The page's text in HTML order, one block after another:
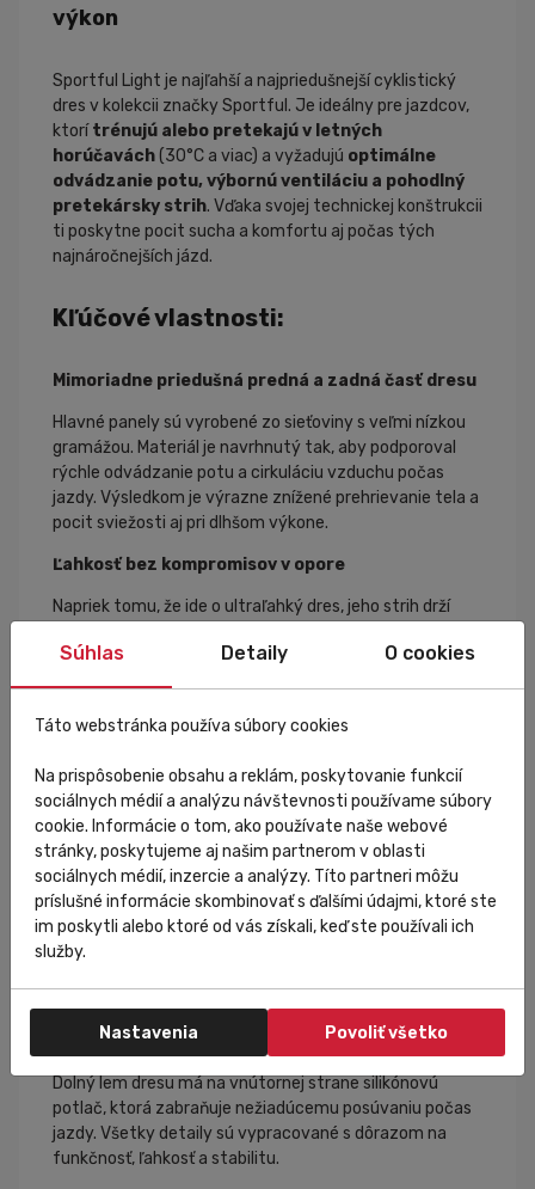
výkon
Sportful Light je najľahší a najpriedušnejší cyklistický
dres v kolekcii značky Sportful. Je ideálny pre jazdcov,
ktorítrénujú alebo pretekajú v letných
horúčavách(30°C a viac) a vyžadujú optimálne
odvádzanie potu, výbornú ventiláciu a pohodlný
pretekársky strih. Vďaka svojej technickej konštrukcii
ti poskytne pocit sucha a komfortu aj počas tých
najnáročnejších jázd.
Kľúčové vlastnosti:
Mimoriadne priedušná predná a zadná časť dresu
Hlavné panely sú vyrobené zo sieťoviny s veľmi nízkou
gramážou. Materiál je navrhnutý tak, aby podporoval
rýchle odvádzanie potu a cirkuláciu vzduchu počas
jazdy. Výsledkom je výrazne znížené prehrievanie tela a
pocit sviežosti aj pri dlhšom výkone.
Ľahkosť bez kompromisov v opore
Napriek tomu, že ide o ultraľahký dres, jeho strih drží
príjemné na dotyk, čo oceníš pri dlhých hodinách v
sedle.
Pretekársky aerodynamický strih
Dres je priliehavý a kopíruje kontúry tela – ideálny pre
jazdu vo vysokom tempe. Rukávy s predĺženou dĺžkou
bez švov znižujú aerodynamický odpor a zvyšujú
komfort.
Otvorené zadné vrecká
Tri štandardné zadné vrecká s elastickými lemami držia
potrebné drobnosti na svojom mieste aj pri dynamickej
Spoľahlivé zakončenia
Dolný lem dresu má na vnútornej strane silikónovú
potlač, ktorá zabraňuje nežiadúcemu posúvaniu počas
jazdy. Všetky detaily sú vypracované s dôrazom na
funkčnosť, ľahkosť a stabilitu.
Súhlas Detaily O cookies
Táto webstránka používa súbory cookies
Na prispôsobenie obsahu a reklám, poskytovanie funkcií
sociálnych médií a analýzu návštevnosti používame súbory
cookie. Informácie o tom, ako používate naše webové
stránky, poskytujeme aj našim partnerom v oblasti
sociálnych médií, inzercie a analýzy. Títo partneri môžu
príslušné informácie skombinovať s ďalšími údajmi, ktoré ste
im poskytli alebo ktoré od vás získali, keď ste používali ich
služby.
Nastavenia Povoliť všetko